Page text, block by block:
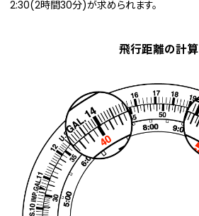
2:30(2時間30分)が求められます。
飛行距離の計算